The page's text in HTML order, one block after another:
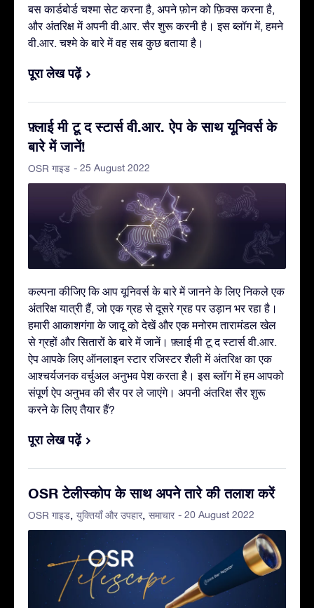
बस कार्डबोर्ड चश्मा सेट करना है, अपने फ़ोन को फ़िक्स करना है,
और अंतरिक्ष में अपनी वी.आर. सैर शुरू करनी है। इस ब्लॉग में, हमने
वी.आर. चश्मे के बारे में वह सब कुछ बताया है।
पूरा लेख पढ़ें
फ़्लाई मी टू द स्टार्स वी.आर. ऐप के साथ यूनिवर्स के
बारे में जानें!
OSR गाइड - 25 August 2022
कल्पना कीजिए कि आप यूनिवर्स के बारे में जानने के लिए निकले एक
अंतरिक्ष यात्री हैं, जो एक ग्रह से दूसरे ग्रह पर उड़ान भर रहा है।
हमारी आकाशगंगा के जादू को देखें और एक मनोरम तारामंडल खेल
से ग्रहों और सितारों के बारे में जानें। फ़्लाई मी टू द स्टार्स वी.आर.
ऐप आपके लिए ऑनलाइन स्टार रजिस्टर शैली में अंतरिक्ष का एक
आश्चर्यजनक वर्चुअल अनुभव पेश करता है। इस ब्लॉग में हम आपको
संपूर्ण ऐप अनुभव की सैर पर ले जाएंगे। अपनी अंतरिक्ष सैर शुरू
करने के लिए तैयार हैं?
पूरा लेख पढ़ें
OSR टेलीस्कोप के साथ अपने तारे की तलाश करें
OSR गाइड युक्तियाँ और उपहार समाचार - 20 August 2022